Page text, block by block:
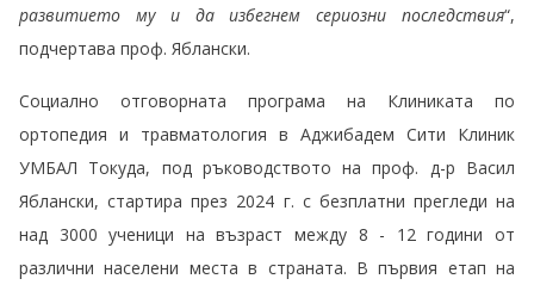
развитието му и да избегнем сериозни последствия“,
подчертава проф. Яблански.
Социално отговорната програма на Клиниката по
ортопедия и травматология в Аджибадем Сити Клиник
УМБАЛ Токуда, под ръководството на проф. д-р Васил
Яблански, стартира през 2024 г. с безплатни прегледи на
над 3000 ученици на възраст между 8 - 12 години от
различни населени места в страната. В първия етап на